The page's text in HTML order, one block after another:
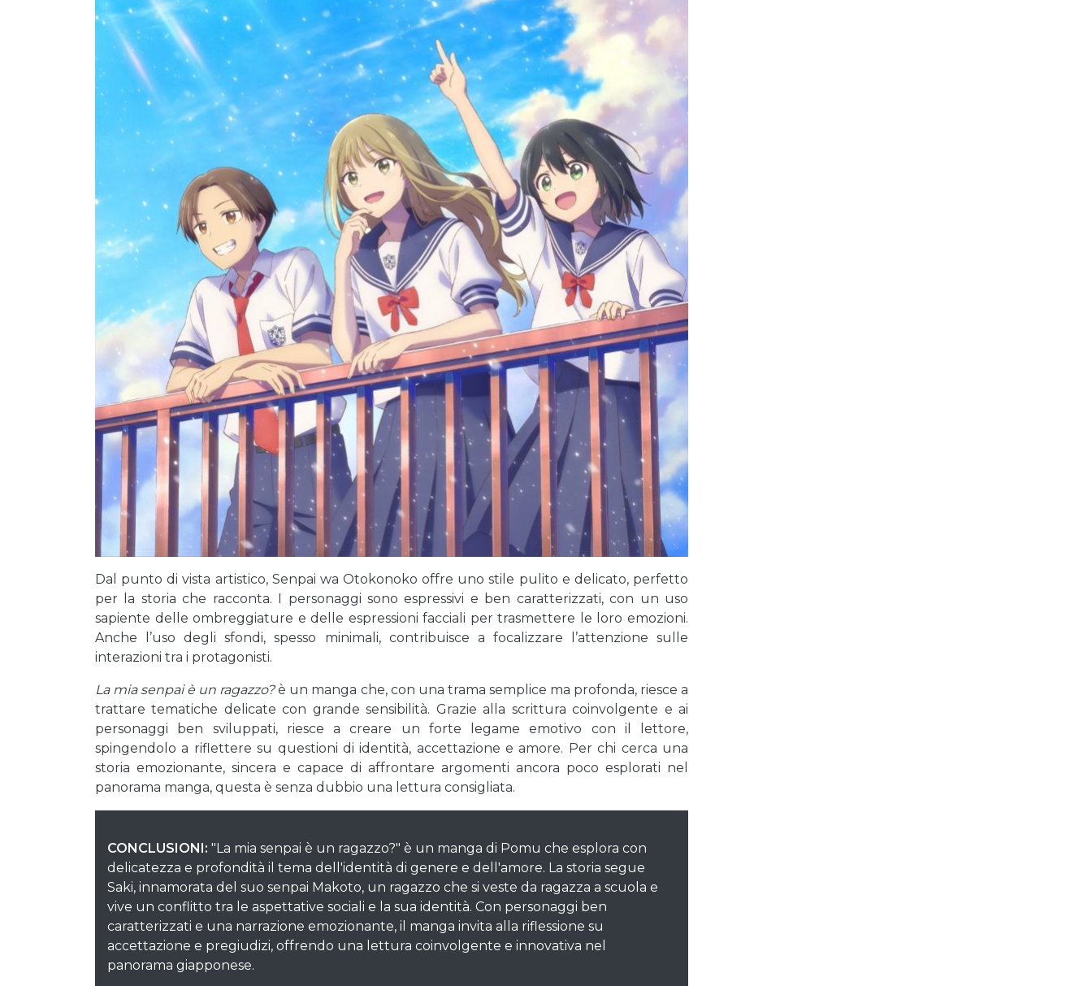
Dal punto di vista artistico, Senpai wa Otokonoko offre uno stile pulito e delicato, perfetto
per la storia che racconta. I personaggi sono espressivi e ben caratterizzati, con un uso
sapiente delle ombreggiature e delle espressioni facciali per trasmettere le loro emozioni.
Anche l’uso degli sfondi, spesso minimali, contribuisce a focalizzare l’attenzione sulle
interazioni tra i protagonisti.
La mia senpai è un ragazzo?è un manga che, con una trama semplice ma profonda, riesce a
trattare tematiche delicate con grande sensibilità. Grazie alla scrittura coinvolgente e ai
personaggi ben sviluppati, riesce a creare un forte legame emotivo con il lettore,
spingendolo a riflettere su questioni di identità, accettazione e amore. Per chi cerca una
storia emozionante, sincera e capace di affrontare argomenti ancora poco esplorati nel
panorama manga, questa è senza dubbio una lettura consigliata.
CONCLUSIONI: "La mia senpai è un ragazzo?" è un manga di Pomu che esplora con
delicatezza e profondità il tema dell'identità di genere e dell'amore. La storia segue
Saki, innamorata del suo senpai Makoto, un ragazzo che si veste da ragazza a scuola e
vive un conflitto tra le aspettative sociali e la sua identità. Con personaggi ben
caratterizzati e una narrazione emozionante, il manga invita alla riflessione su
accettazione e pregiudizi, offrendo una lettura coinvolgente e innovativa nel
panorama giapponese.